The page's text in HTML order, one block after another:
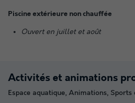
Piscine extérieure non chauffée
Ouvert en juillet et août
Activités et animations
Espace aquatique, Animations, Sports